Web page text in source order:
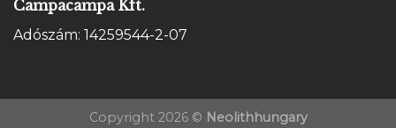
Campacampa Kft.
Adószám: 14259544-2-07
Copyright 2026 © Neolithhungary